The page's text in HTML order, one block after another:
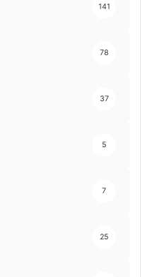
141
78
37
5
7
25